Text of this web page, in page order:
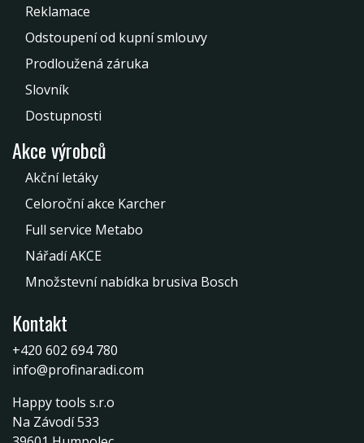
Reklamace
Odstoupení od kupní smlouvy
Prodloužená záruka
Slovník
Dostupnosti
Akce výrobců
Akční letáky
Celoroční akce Karcher
Full service Metabo
Nářadí AKCE
Množstevní nabídka brusiva Bosch
Kontakt
+420 602 694 780
info@profinaradi.com
Happy tools s.r.o
Na Závodí 533